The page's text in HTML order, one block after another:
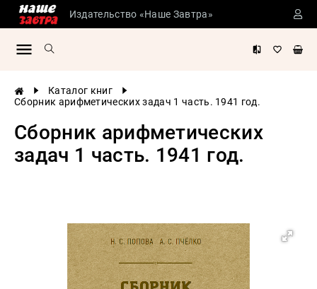
Издательство «Наше Завтра»
Каталог книг
Сборник арифметических задач 1 часть. 1941 год.
Сборник арифметических
задач 1 часть. 1941 год.
Сталинские
литература
История
России
история
Экономика
Психология